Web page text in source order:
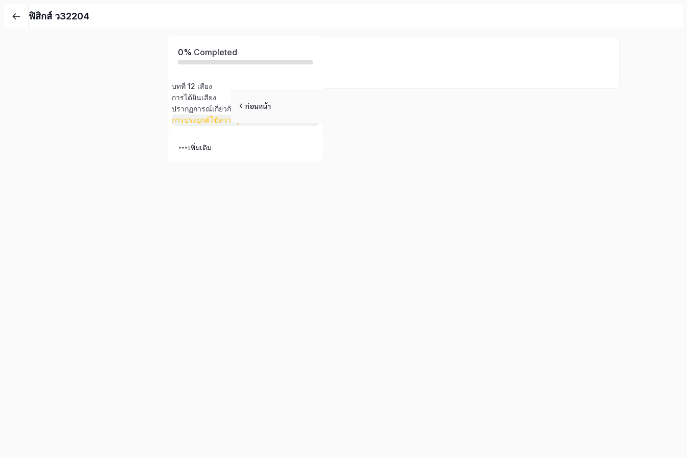
ฟิสิกส์ ว32204
0% Completed
บทที่ 12 เสียง
การได้ยินเสียง
ปรากฏการณ์เกี่ยวกับเสียง
การประยุกต์ใช้ความรู้เรื่องเสียง
เพิ่มเติม
ก่อนหน้า